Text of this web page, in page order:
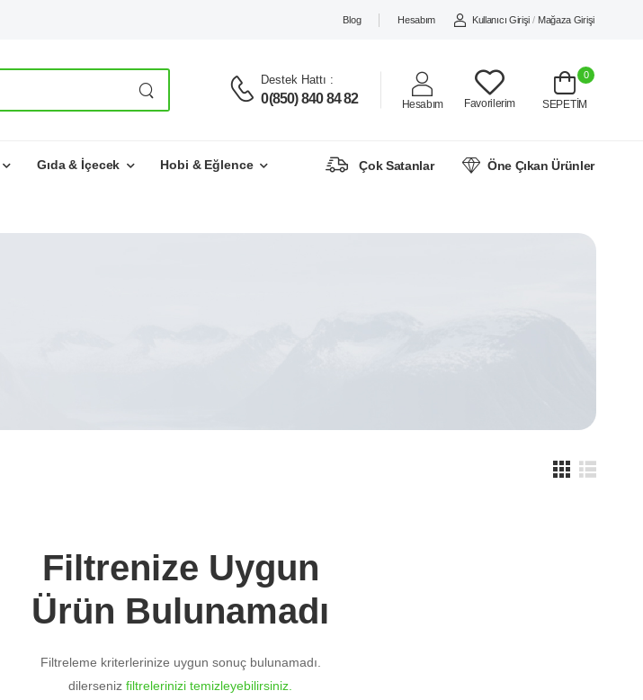
Blog Hesabım Kullanıcı Girişi / Mağaza Girişi
Destek Hattı :
0(850) 840 84 82 Hesabım Favorilerim
0
SEPETİM
Gıda & İçecek Hobi & Eğlence Çok Satanlar Öne Çıkan Ürünler
Filtrenize Uygun
Ürün Bulunamadı
Filtreleme kriterlerinize uygun sonuç bulunamadı.
dilerseniz filtrelerinizi temizleyebilirsiniz.